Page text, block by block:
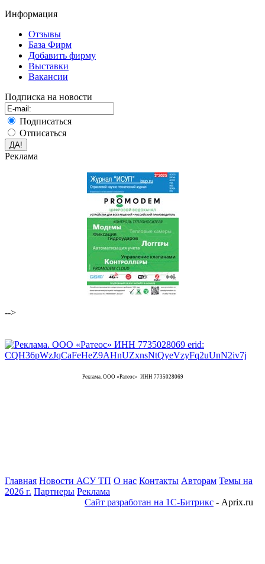
Информация
Отзывы
База Фирм
Добавить фирму
Выставки
Вакансии
Подписка на новости
Подписаться
Отписаться
Реклама
-->
Реклама. ООО «Ратеос» ИНН 7735028069
Главная Новости АСУ ТП О нас Контакты Авторам Темы на
2026 г. Партнеры Реклама
Сайт разработан на 1С-Битрикс - Aprix.ru